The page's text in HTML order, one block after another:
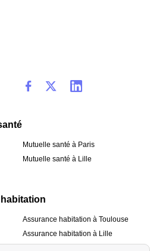
Mutuelle santé à Paris
Mutuelle santé à Lille
Assurance habitation à Toulouse
Assurance habitation à Lille